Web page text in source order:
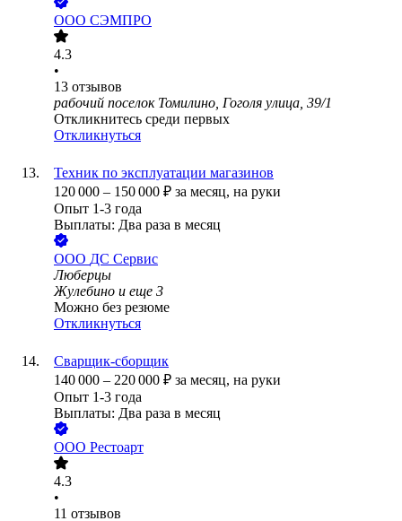
ООО СЭМПРО
4.3
•
13 отзывов
рабочий поселок Томилино, Гоголя улица, 39/1
Откликнитесь среди первых
Откликнуться
Техник по эксплуатации магазинов
120 000 – 150 000 ₽ за месяц, на руки
Опыт 1-3 года
Выплаты: Два раза в месяц
ООО ДС Сервис
Люберцы
Жулебино и еще 3
Можно без резюме
Откликнуться
Сварщик-сборщик
140 000 – 220 000 ₽ за месяц, на руки
Опыт 1-3 года
Выплаты: Два раза в месяц
ООО Рестоарт
4.3
•
11 отзывов